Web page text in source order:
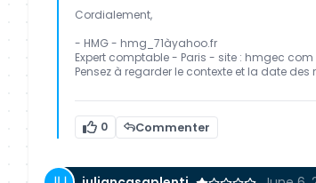
Cordialement,
- HMG - hmg_71àyahoo.fr
Expert comptable - Paris - site : hmgec com
Pensez à regarder le contexte et la date
0 Commenter